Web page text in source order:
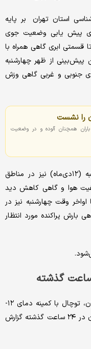
استان تهران بر پایه
پیش یابی وضعیت جوی
قسمتی ابری گاهی همراه با
از ظهر چهارشنبه
جنوبی و غربی گاهی وزش
را نشست
همچنان آلوده و در وضعیت
از عصر امروز دوشنبه (۱۰‌دی‌ماه) تا چهارشنبه (۱۲دی‌ماه) نیز در مناطق
هوا و گاهی کاهش دید
از فردا (۱۱دی‌ماه) تا اواخر وقت چهارشنبه نیز در
بارش پراکنده مورد انتظار
بر اساس اعلام اداره کل هواشناسی استان تهران، توچال با کمینه دمای ۱۲-
درجه سانتیگراد سردترین ایستگاه استان تهران در ۲۴ ساعت گذشته گزارش